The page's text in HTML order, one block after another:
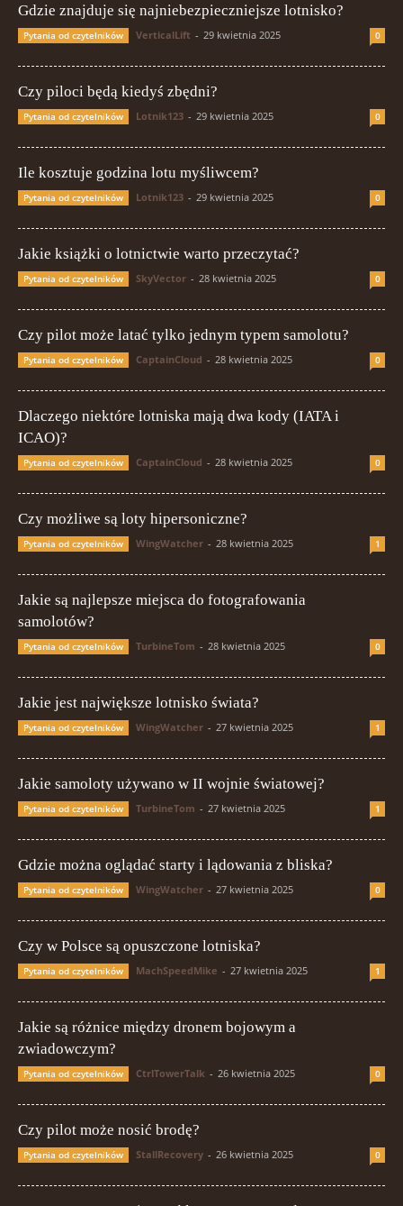
Gdzie znajduje się najniebezpieczniejsze lotnisko?
Pytania od czytelników VerticalLift - 29 kwietnia 2025 0
Czy piloci będą kiedyś zbędni?
Pytania od czytelników Lotnik123 - 29 kwietnia 2025 0
Ile kosztuje godzina lotu myśliwcem?
Pytania od czytelników Lotnik123 - 29 kwietnia 2025 0
Jakie książki o lotnictwie warto przeczytać?
Pytania od czytelników SkyVector - 28 kwietnia 2025 0
Czy pilot może latać tylko jednym typem samolotu?
Pytania od czytelników CaptainCloud - 28 kwietnia 2025 0
Dlaczego niektóre lotniska mają dwa kody (IATA i
ICAO)?
Pytania od czytelników CaptainCloud - 28 kwietnia 2025 0
Czy możliwe są loty hipersoniczne?
Pytania od czytelników WingWatcher - 28 kwietnia 2025 1
Jakie są najlepsze miejsca do fotografowania
samolotów?
Pytania od czytelników TurbineTom - 28 kwietnia 2025 0
Jakie jest największe lotnisko świata?
Pytania od czytelników WingWatcher - 27 kwietnia 2025 1
Jakie samoloty używano w II wojnie światowej?
Pytania od czytelników TurbineTom - 27 kwietnia 2025 1
Gdzie można oglądać starty i lądowania z bliska?
Pytania od czytelników WingWatcher - 27 kwietnia 2025 0
Czy w Polsce są opuszczone lotniska?
Pytania od czytelników MachSpeedMike - 27 kwietnia 2025 1
Jakie są różnice między dronem bojowym a
zwiadowczym?
Pytania od czytelników CtrlTowerTalk - 26 kwietnia 2025 0
Czy pilot może nosić brodę?
Pytania od czytelników StallRecovery - 26 kwietnia 2025 0